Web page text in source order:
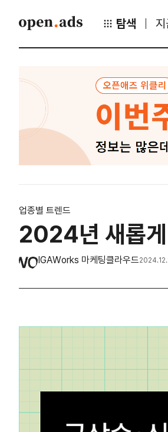
탐색
업종별 트렌드
2024년 새롭게
IGAWorks 마케팅클라우드